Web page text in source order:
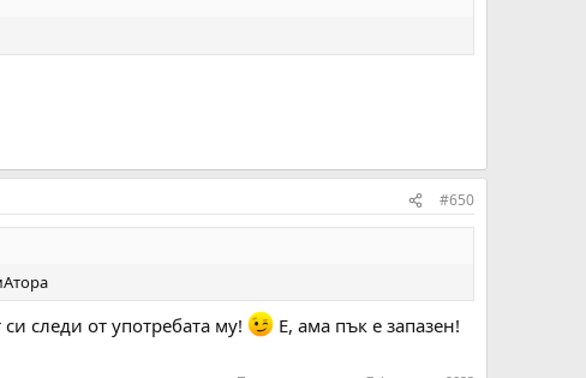
#650
следи от употребата му! Е, ама пък е запазен!